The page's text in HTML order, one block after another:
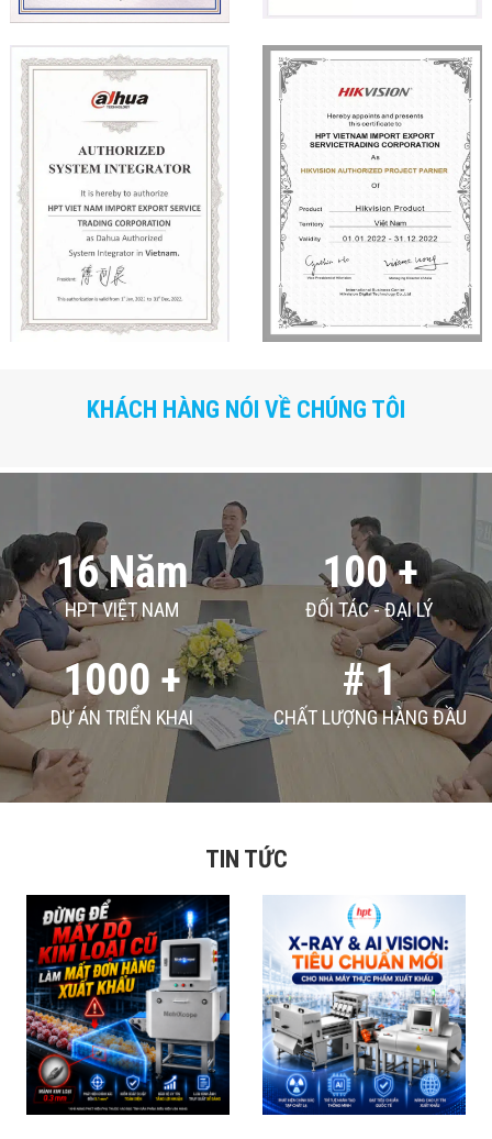
KHÁCH HÀNG NÓI VỀ CHÚNG TÔI
16 Năm
HPT VIỆT NAM
100 +
ĐỐI TÁC - ĐẠI LÝ
1000 +
DỰ ÁN TRIỂN KHAI
# 1
CHẤT LƯỢNG HÀNG ĐẦU
TIN TỨC